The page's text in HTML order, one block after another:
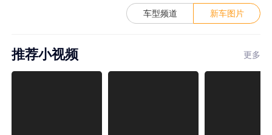
车型频道 新车图片
推荐小视频 更多